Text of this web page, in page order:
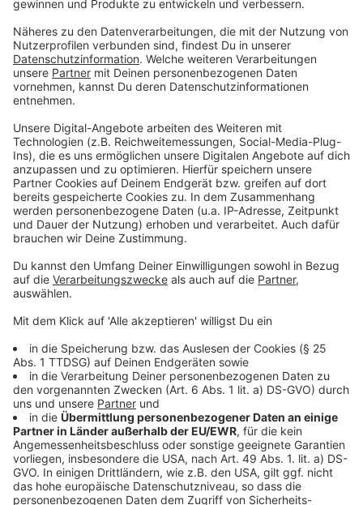
nächsten Jahr deutlich mehr.
Anzeige
Skepsis, ob der Rabatt beim Endverbraucher
ankommt
Anzeige
Es gibt bei steuerlichen Maßnahmen und Subventionen
immer Mitnahmeeffekte. Aber die Ampel-Regierung
ruft im guten Glauben dazu auf, den Steuerverzicht
auch wirklich weiterzugeben.
Anzeige
Betrieb wird attraktiver
Anzeige
In Zukunft soll auch beim Betrieb der Solaranlage
keine Umsatzsteuer mehr anfallen. Finanzrechtlich
sind viele Anlagenbetreiber Kleinunternehmer, weil sie
Strom erzeugen. Da sollen Betreiber ebenfalls keine